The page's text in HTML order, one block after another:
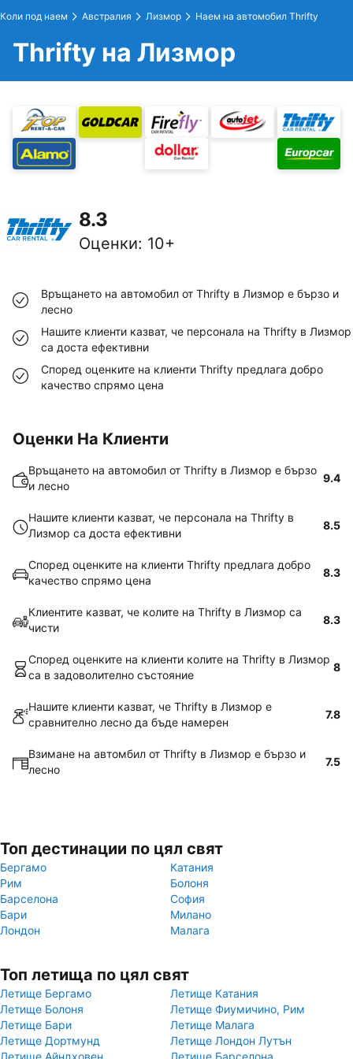
Коли под наем Австралия Лизмор Наем на автомобил Thrifty
Thrifty на Лизмор
8.3
Оценки: 10+
Връщането на автомобил от Thrifty в Лизмор е бързо и
лесно
Нашите клиенти казват, че персонала на Thrifty в Лизмор
са доста ефективни
Според оценките на клиенти Thrifty предлага добро
качество спрямо цена
Оценки На Клиенти
Връщането на автомобил от Thrifty в Лизмор е бързо
и лесно
9.4
Нашите клиенти казват, че персонала на Thrifty в
Лизмор са доста ефективни
8.5
Според оценките на клиенти Thrifty предлага добро
качество спрямо цена
8.3
Клиентите казват, че колите на Thrifty в Лизмор са
чисти
8.3
Според оценките на клиенти колите на Thrifty в Лизмор
са в задоволително състояние
8
Нашите клиенти казват, че Thrifty в Лизмор е
сравнително лесно да бъде намерен
7.8
Взимане на автомбил от Thrifty в Лизмор е бързо и
лесно
7.5
Топ дестинации по цял свят
Бергамо
Катания
Рим
Болоня
Барселона
София
Бари
Милано
Лондон
Малага
Топ летища по цял свят
Летище Бергамо
Летище Катания
Летище Болоня
Летище Фиумичино, Рим
Летище Бари
Летище Малага
Летище Дортмунд
Летище Лондон Лутън
Летище Айндховен
Летище Барселона